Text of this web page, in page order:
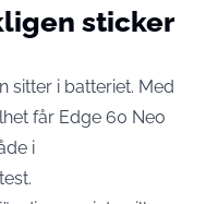
sticker
sitter i batteriet. Med
får Edge 60 Neo
i